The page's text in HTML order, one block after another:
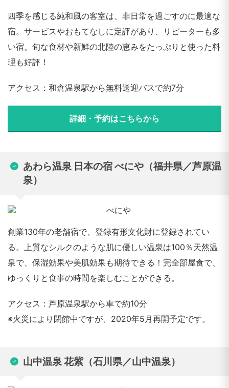
四季を感じる純和風の客室は、非日常を過ごすのに最適な
宿。サービスやおもてなしに定評があり、リピーターも多
い宿。旬な食材や新鮮の北陸の恵みをたっぷりと使った料
理も好評！
アクセス：和倉温泉駅から無料送迎バスで約7分
詳細・予約はこちらから
あわら温泉 日本の宿 べにや（福井県／芦原温
泉）
創業130年の老舗宿で、登録有形文化財に登録されてい
る。上質なシルクのような肌に優しい温泉は100％天然温
泉で、保湿効果や美肌効果も期待できる！完全部屋食で、
ゆっくりと食事の時間を楽しむことができる。
アクセス：芦原温泉駅から車で約10分
※火災により閉館中ですが、2020年5月再開予定です。
山中温泉 花紫（石川県／山中温泉）